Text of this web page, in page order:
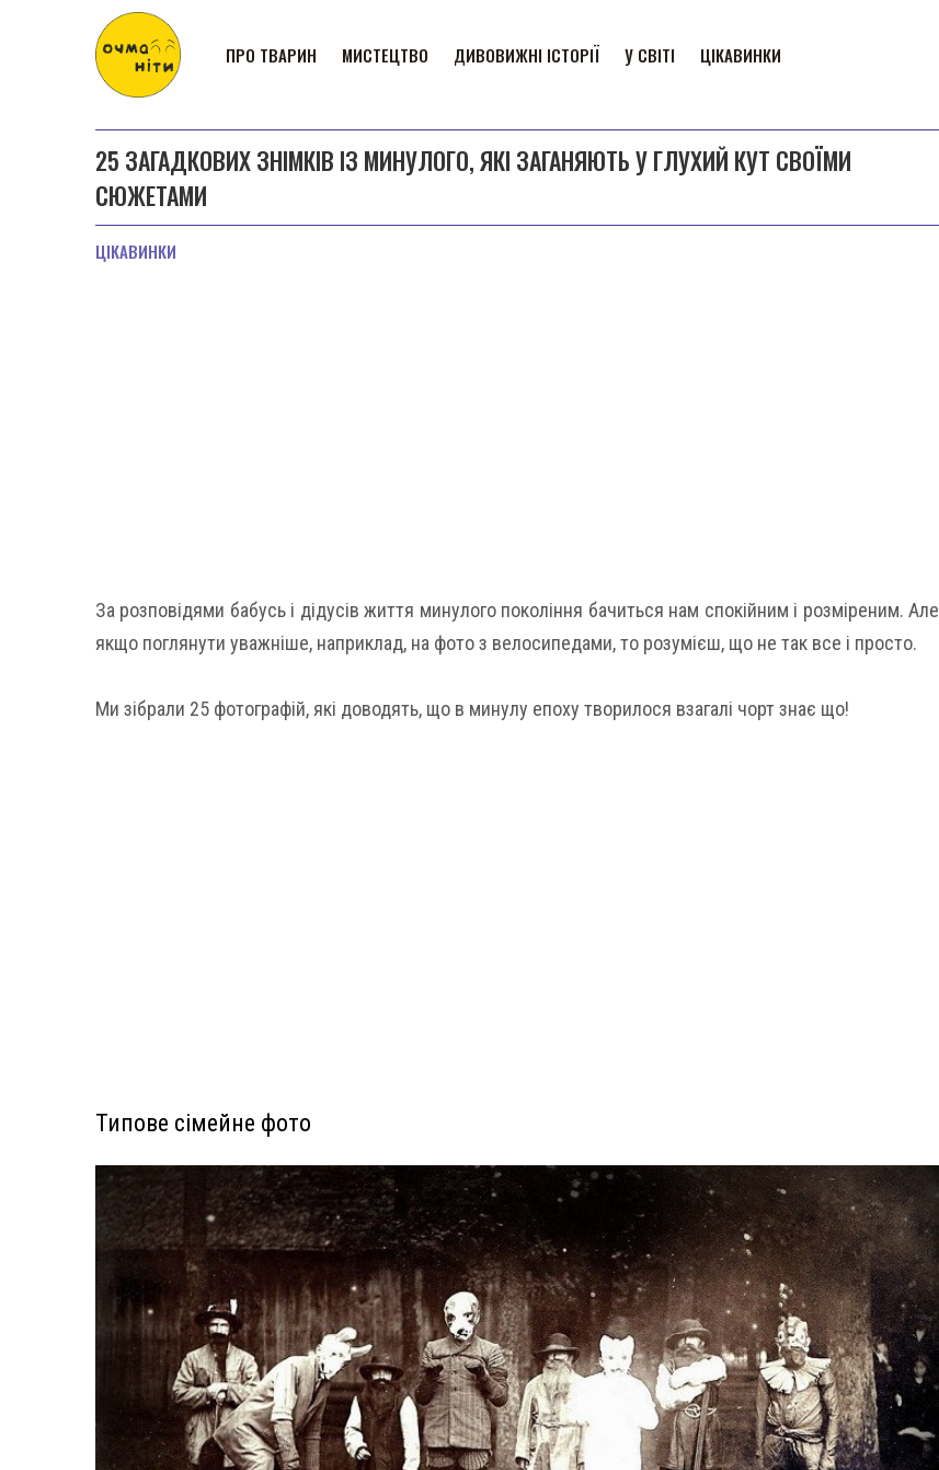
ПРО ТВАРИН МИСТЕЦТВО ДИВОВИЖНІ ІСТОРІЇ У СВІТІ ЦІКАВИНКИ
25 ЗАГАДКОВИХ ЗНІМКІВ ІЗ МИНУЛОГО, ЯКІ ЗАГАНЯЮТЬ У ГЛУХИЙ КУТ СВОЇМИ
СЮЖЕТАМИ
ЦІКАВИНКИ
За розповідями бабусь і дідусів життя минулого покоління бачиться нам спокійним і розміреним. Але
якщо поглянути уважніше, наприклад, на фото з велосипедами, то розумієш, що не так все і просто.
Ми зібрали 25 фотографій, які доводять, що в минулу епоху творилося взагалі чорт знає що!
Типове сімейне фото